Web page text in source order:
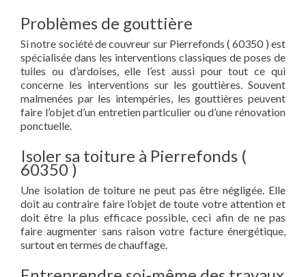
Problèmes de gouttière
Si notre société de couvreur sur Pierrefonds ( 60350 ) est
spécialisée dans les interventions classiques de poses de
tuiles ou d’ardoises, elle l’est aussi pour tout ce qui
concerne les interventions sur les gouttières. Souvent
malmenées par les intempéries, les gouttières peuvent
faire l’objet d’un entretien particulier ou d’une rénovation
ponctuelle.
Isoler sa toiture à Pierrefonds (
60350 )
Une isolation de toiture ne peut pas être négligée. Elle
doit au contraire faire l’objet de toute votre attention et
doit être la plus efficace possible, ceci afin de ne pas
faire augmenter sans raison votre facture énergétique,
surtout en termes de chauffage.